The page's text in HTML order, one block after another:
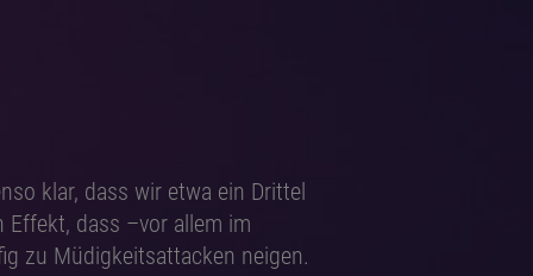
klar, dass wir etwa ein Drittel
Effekt, dass –vor allem im
zu Müdigkeitsattacken neigen.